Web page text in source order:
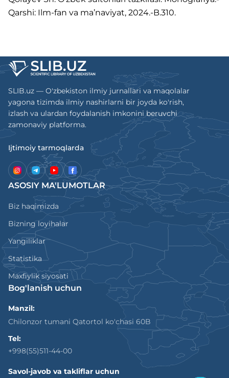
Qarshi: Ilm-fan va ma’naviyat, 2024.-B.310.
SLIB.uz — O'zbekiston ilmiy jurnallari va maqolalar
yagona tizimda ilmiy nashirlarni bir joyda ko'rish,
izlash va ulardan foydalanish imkonini beruvchi
zamonaviy platforma.
Ijtimoiy tarmoqlarda
ASOSIY MA'LUMOTLAR
Biz haqimizda
Bizning loyihalar
Yangiliklar
Statistika
Maxfiylik siyosati
Bog'lanish uchun
Manzil:
Chilonzor tumani Qatortol ko'chasi 60B
Tel:
+998(55)511-44-00
Savol-javob va takliflar uchun